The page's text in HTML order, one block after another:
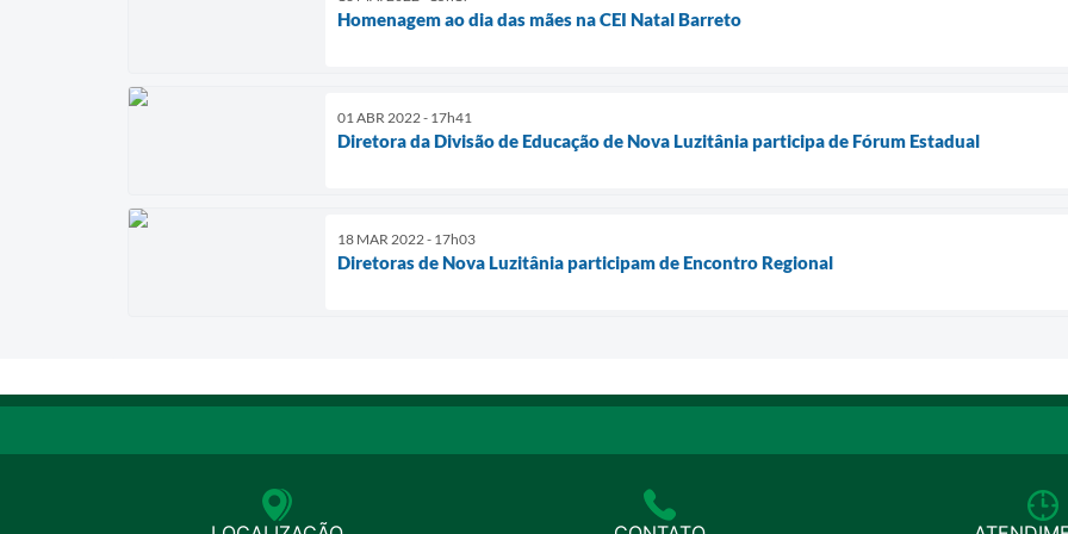
Homenagem ao dia das mães na CEI Natal Barreto
01 ABR 2022 - 17h41
Diretora da Divisão de Educação de Nova Luzitânia participa de Fórum Estadual
18 MAR 2022 - 17h03
Diretoras de Nova Luzitânia participam de Encontro Regional